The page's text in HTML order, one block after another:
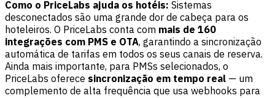
Como o PriceLabs ajuda os hotéis: Sistemas
desconectados são uma grande dor de cabeça para os
hoteleiros. O PriceLabs conta com mais de 160
integrações com PMS e OTA, garantindo a sincronização
automática de tarifas em todos os seus canais de reserva.
Ainda mais importante, para PMSs selecionados, o
PriceLabs oferece sincronização em tempo real — um
complemento de alta frequência que usa webhooks para